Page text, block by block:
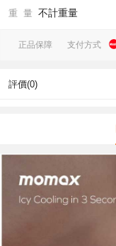
重 量 不計重量
正品保障 支付方式
評價(0)